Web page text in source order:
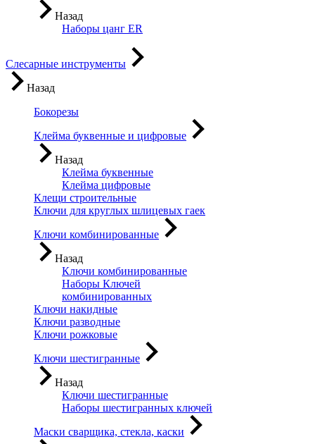
Назад
Наборы цанг ER
Слесарные инструменты
Назад
Бокорезы
Клейма буквенные и цифровые
Назад
Клейма буквенные
Клейма цифровые
Клещи строительные
Ключи для круглых шлицевых гаек
Ключи комбинированные
Назад
Ключи комбинированные
Наборы Ключей
комбинированных
Ключи накидные
Ключи разводные
Ключи рожковые
Ключи шестигранные
Назад
Ключи шестигранные
Наборы шестигранных ключей
Маски сварщика, стекла, каски